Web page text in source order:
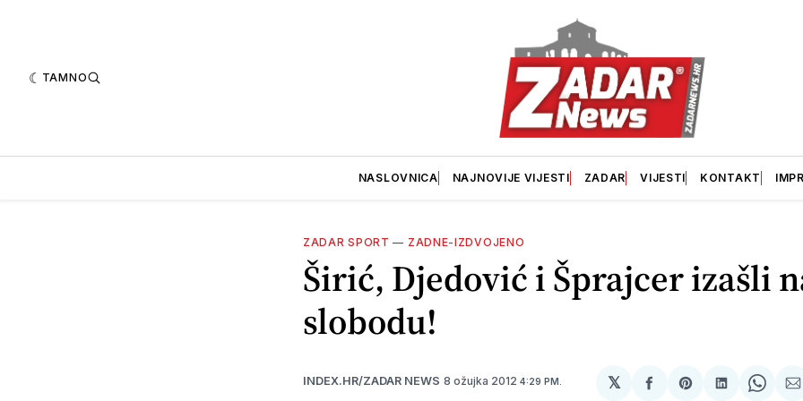
TAMNO
NASLOVNICA NAJNOVIJE VIJESTI ZADAR VIJESTI KONTAKT
ZADAR SPORT — ZADNE-IZDVOJENO
Širić, Djedović i Šprajcer izašli
slobodu!
INDEX.HR/ZADAR NEWS 8 ožujka 2012 4:29 PM. 𝕏
podijeliSharepodijeliShare